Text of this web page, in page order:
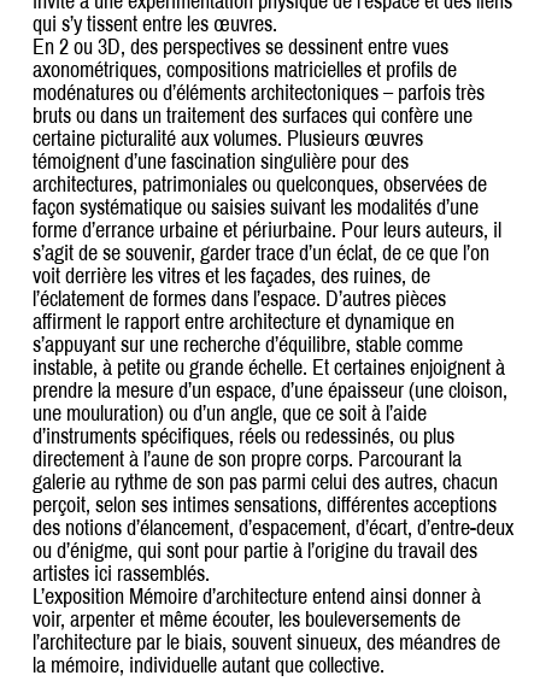
qui s’y tissent entre les œuvres.
En 2 ou 3D, des perspectives se dessinent entre vues
axonométriques, compositions matricielles et profils de
modénatures ou d’éléments architectoniques – parfois très
bruts ou dans un traitement des surfaces qui confère une
certaine picturalité aux volumes. Plusieurs œuvres
témoignent d’une fascination singulière pour des
architectures, patrimoniales ou quelconques, observées de
façon systématique ou saisies suivant les modalités d’une
forme d’errance urbaine et périurbaine. Pour leurs auteurs, il
s’agit de se souvenir, garder trace d’un éclat, de ce que l’on
voit derrière les vitres et les façades, des ruines, de
l’éclatement de formes dans l’espace. D’autres pièces
affirment le rapport entre architecture et dynamique en
s’appuyant sur une recherche d’équilibre, stable comme
instable, à petite ou grande échelle. Et certaines enjoignent à
prendre la mesure d’un espace, d’une épaisseur (une cloison,
une mouluration) ou d’un angle, que ce soit à l’aide
d’instruments spécifiques, réels ou redessinés, ou plus
directement à l’aune de son propre corps. Parcourant la
galerie au rythme de son pas parmi celui des autres, chacun
perçoit, selon ses intimes sensations, différentes acceptions
des notions d’élancement, d’espacement, d’écart, d’entre-deux
ou d’énigme, qui sont pour partie à l’origine du travail des
artistes ici rassemblés.
L’exposition Mémoire d’architecture entend ainsi donner à
voir, arpenter et même écouter, les bouleversements de
l’architecture par le biais, souvent sinueux, des méandres de
la mémoire, individuelle autant que collective.